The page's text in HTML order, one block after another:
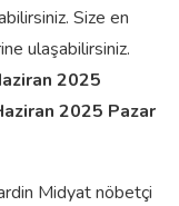
Size en
ulaşabilirsiniz.
2025
2025 Pazar
Midyat nöbetçi